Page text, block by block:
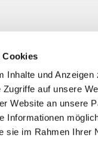
Cookies
Inhalte und
auf unsere
Website an unsere
Informationen
sie im Rahmen Ihrer
*Alle